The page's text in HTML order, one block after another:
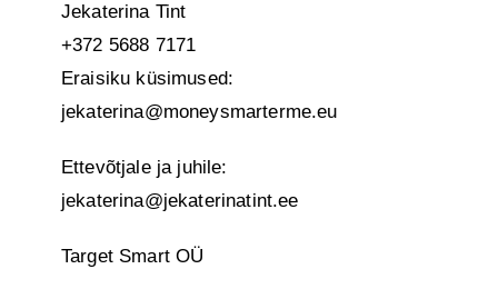
Jekaterina Tint
+372 5688 7171
Eraisiku küsimused:
jekaterina@moneysmarterme.eu
Ettevõtjale ja juhile:
jekaterina@jekaterinatint.ee
Target Smart OÜ